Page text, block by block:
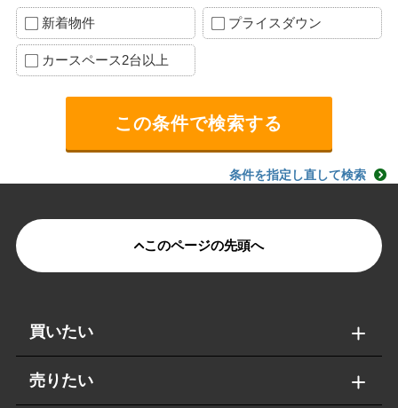
新着物件 プライスダウン
カースペース2台以上
条件を指定し直して検索
このページの先頭へ
買いたい
売りたい